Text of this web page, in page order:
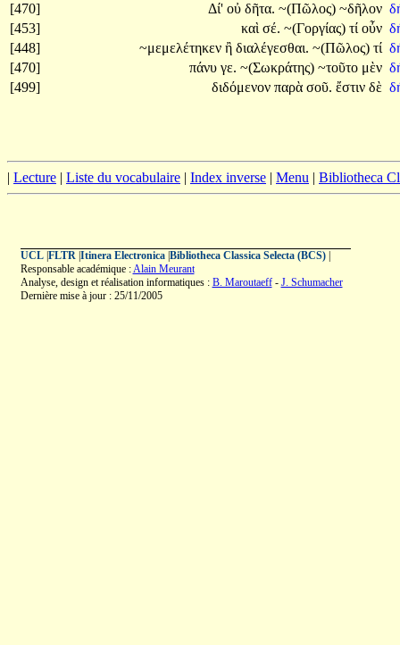
[470]
Δί' οὐ δῆτα. ~(Πῶλος) ~δῆλον
[453]
καὶ σέ. ~(Γοργίας) τί οὖν
[448]
~μεμελέτηκεν ἢ διαλέγεσθαι. ~(Πῶλος) τί
[470]
πάνυ γε. ~(Σωκράτης) ~τοῦτο μὲν
[499]
διδόμενον παρὰ σοῦ. ἔστιν δὲ
| Lecture | Liste du vocabulaire | Index inverse | Menu | Bibliotheca
UCL| FLTR| Itinera Electronica| Bibliotheca Classica Selecta (BCS)|
Responsable académique :Alain Meurant
Analyse, design et réalisation informatiques : B. Maroutaeff- J. Schumacher
Dernière mise à jour : 25/11/2005